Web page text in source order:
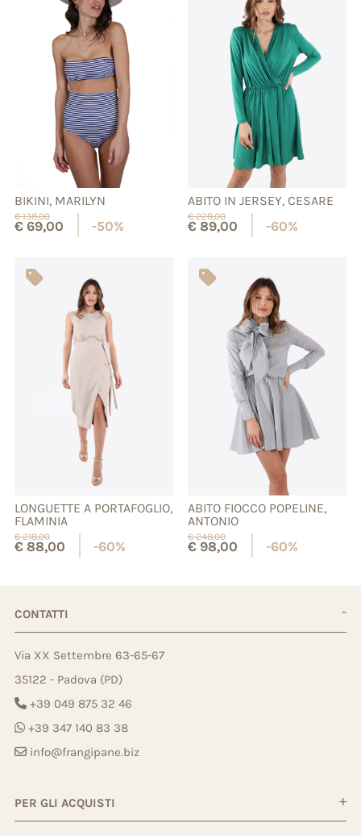
BIKINI, MARILYN
€138,00
€69,00 -50%
ABITO IN JERSEY, CESARE
€228,00
€89,00 -60%
LONGUETTE A PORTAFOGLIO,
FLAMINIA
€218,00
€88,00 -60%
ABITO FIOCCO POPELINE,
ANTONIO
€248,00
€98,00 -60%
CONTATTI
Via XX Settembre 63-65-67
35122 - Padova (PD)
+39 049 875 32 46
+39 347 140 83 38
info@frangipane.biz
PER GLI ACQUISTI